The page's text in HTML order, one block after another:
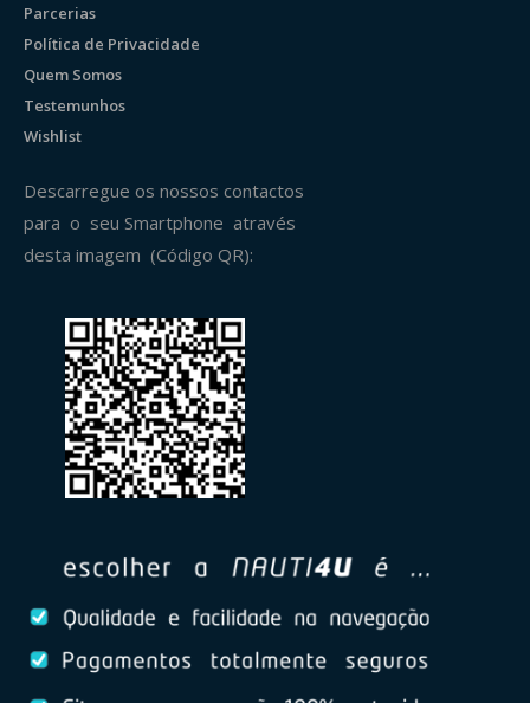
Parcerias
Política de Privacidade
Quem Somos
Testemunhos
Wishlist
Descarregue os nossos contactos
para o seu Smartphone através
desta imagem (Código QR):